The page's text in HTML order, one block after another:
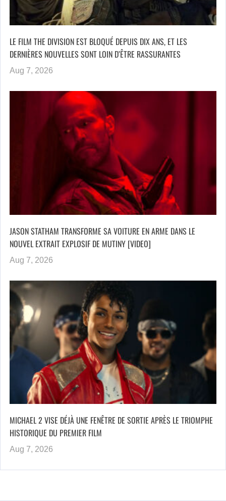
LE FILM THE DIVISION EST BLOQUÉ DEPUIS DIX ANS, ET LES
DERNIÈRES NOUVELLES SONT LOIN D’ÊTRE RASSURANTES
Aug 7, 2026
JASON STATHAM TRANSFORME SA VOITURE EN ARME DANS LE
NOUVEL EXTRAIT EXPLOSIF DE MUTINY [VIDEO]
Aug 7, 2026
MICHAEL 2 VISE DÉJÀ UNE FENÊTRE DE SORTIE APRÈS LE TRIOMPHE
HISTORIQUE DU PREMIER FILM
Aug 7, 2026